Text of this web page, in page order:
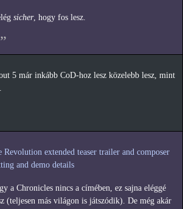
sicher, hogy fos lesz.
5 már inkább CoD-hoz lesz közelebb lesz, mint
extended teaser trailer and composer
and demo details
a Chronicles nincs a címében, ez sajna eléggé
(teljesen más világon is játszódik). De még akár